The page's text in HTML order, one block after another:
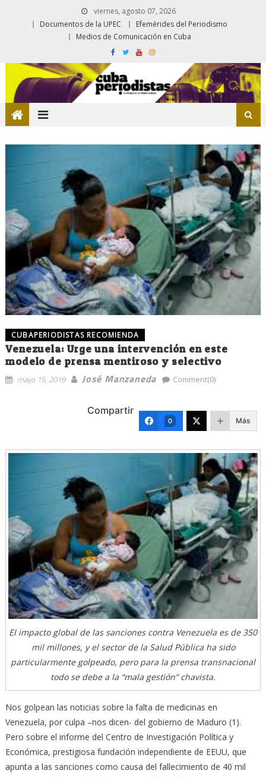
viernes, agosto 07, 2026
Documentos de la UPEC
Efemérides del Periodismo
Medios de Comunicación en Cuba
CUBAPERIODISTAS RECOMIENDA
Venezuela: Urge una intervención en este
modelo de prensa mentiroso y selectivo
mayo 15, 2019 José Manzaneda Comment(0)
Compartir
0 Más
El impacto global de las sanciones contra Venezuela es de 350
mil millones, y el sector de la Salud Pública ha sido
particularmente golpeado, pero para la prensa transnacional
todo se debe a la “mala gestión” chavista.
Nos golpean las noticias sobre la falta de medicinas en
Venezuela, por culpa –nos dicen- del gobierno de Maduro (1).
Pero sobre el informe del Centro de Investigación Política y
Económica, prestigiosa fundación independiente de EEUU, que
apunta a las sanciones como causa del fallecimiento de 40 mil